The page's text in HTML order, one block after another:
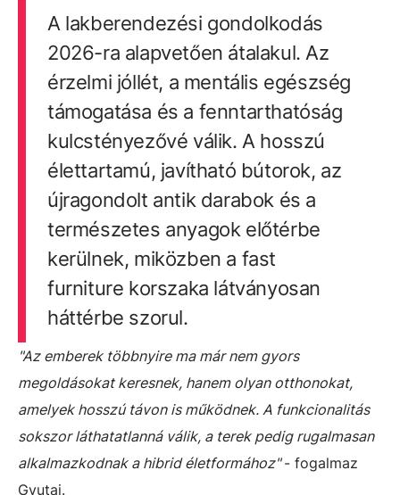
A lakberendezési gondolkodás
2026-ra alapvetően átalakul. Az
érzelmi jóllét, a mentális egészség
támogatása és a fenntarthatóság
kulcstényezővé válik. A hosszú
élettartamú, javítható bútorok, az
újragondolt antik darabok és a
természetes anyagok előtérbe
kerülnek, miközben a fast
furniture korszaka látványosan
háttérbe szorul.
"Az emberek többnyire ma már nem gyors
megoldásokat keresnek, hanem olyan otthonokat,
amelyek hosszú távon is működnek. A funkcionalitás
sokszor láthatatlanná válik, a terek pedig rugalmasan
alkalmazkodnak a hibrid életformához"- fogalmaz
Gyutai.